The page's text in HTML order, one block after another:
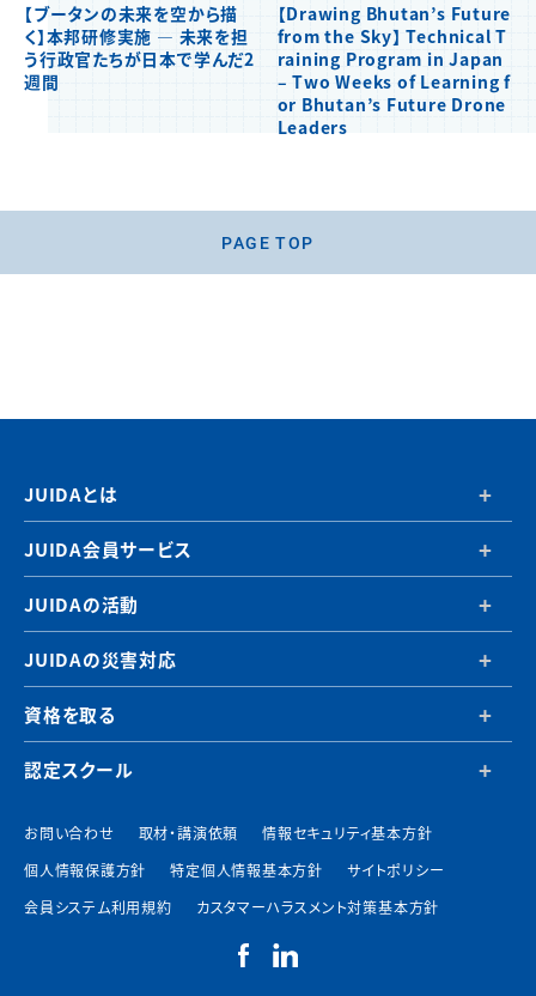
【ブータンの未来を空から描
く】本邦研修実施 ― 未来を担
う行政官たちが日本で学んだ2
週間
【Drawing Bhutan’s Future
from the Sky】 Technical T
raining Program in Japan
– Two Weeks of Learning f
or Bhutan’s Future Drone
Leaders
PAGE TOP
JUIDAとは
JUIDA会員サービス
JUIDAの活動
JUIDAの災害対応
資格を取る
認定スクール
お問い合わせ 取材・講演依頼
情報セキュリティ基本方針
個人情報保護方針
特定個人情報基本方針
サイトポリシー
会員システム利用規約
カスタマーハラスメント対策基本方針